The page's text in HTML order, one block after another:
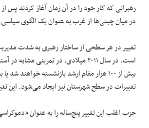
رهبرانی که کار خود را در آن زمان آغاز کردند
در میان چینی‌ها از غرب به عنوان یک الگوی
تغییر در هر سطحی از ساختار رهبری به شدت
است. در سال ۲۰۱۱ میلادی، در
بیش از ۱۰۰ هزار مقام ارشد بازنشسته
تغییرات در سطح شهرستان نیز ایجاد می‌شود. این
حزب اغلب این تغییر پنج‌ساله را به عنوان